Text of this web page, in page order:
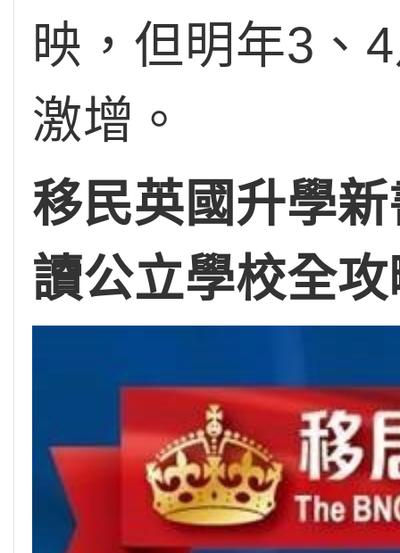
映，但明年3、
激增。
移民英國升學
讀公立學校全